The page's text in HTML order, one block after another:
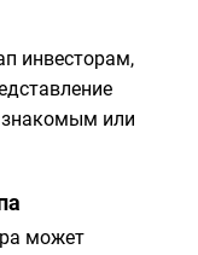
инвесторам,
знакомым или
может